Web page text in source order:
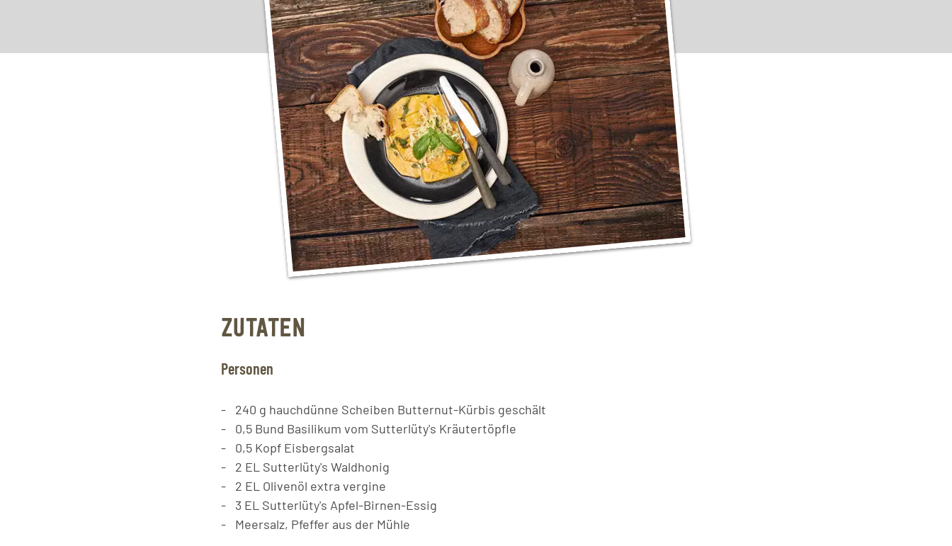
ZUTATEN
Personen
240 g hauchdünne Scheiben Butternut-Kürbis geschält
0,5 Bund Basilikum vom Sutterlüty's Kräutertöpfle
0,5 Kopf Eisbergsalat
2 EL Sutterlüty's Waldhonig
2 EL Olivenöl extra vergine
3 EL Sutterlüty's Apfel-Birnen-Essig
Meersalz, Pfeffer aus der Mühle